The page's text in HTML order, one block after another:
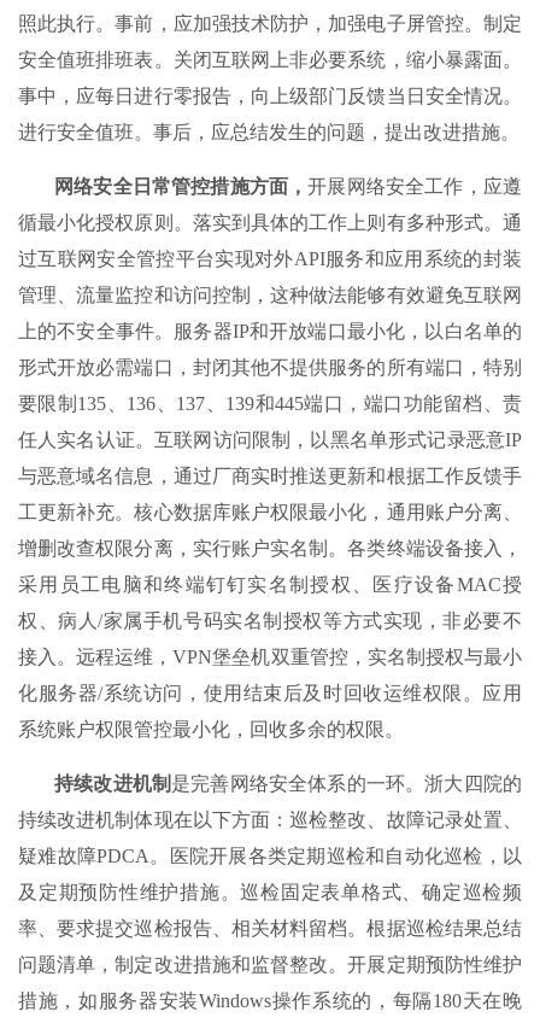
照此执行。事前，应加强技术防护，加强电子屏管控。制定
安全值班排班表。关闭互联网上非必要系统，缩小暴露面。
事中，应每日进行零报告，向上级部门反馈当日安全情况。
进行安全值班。事后，应总结发生的问题，提出改进措施。
网络安全日常管控措施方面，开展网络安全工作，应遵
循最小化授权原则。落实到具体的工作上则有多种形式。通
过互联网安全管控平台实现对外API服务和应用系统的封装
管理、流量监控和访问控制，这种做法能够有效避免互联网
上的不安全事件。服务器IP和开放端口最小化，以白名单的
形式开放必需端口，封闭其他不提供服务的所有端口，特别
要限制135、136、137、139和445端口，端口功能留档、责
任人实名认证。互联网访问限制，以黑名单形式记录恶意IP
与恶意域名信息，通过厂商实时推送更新和根据工作反馈手
工更新补充。核心数据库账户权限最小化，通用账户分离、
增删改查权限分离，实行账户实名制。各类终端设备接入，
采用员工电脑和终端钉钉实名制授权、医疗设备MAC授
权、病人/家属手机号码实名制授权等方式实现，非必要不
接入。远程运维，VPN堡垒机双重管控，实名制授权与最小
化服务器/系统访问，使用结束后及时回收运维权限。应用
系统账户权限管控最小化，回收多余的权限。
持续改进机制 是完善网络安全体系的一环。浙大四院的
持续改进机制体现在以下方面：巡检整改、故障记录处置、
疑难故障PDCA。医院开展各类定期巡检和自动化巡检，以
及定期预防性维护措施。巡检固定表单格式、确定巡检频
率、要求提交巡检报告、相关材料留档。根据巡检结果总结
问题清单，制定改进措施和监督整改。开展定期预防性维护
措施，如服务器安装Windows操作系统的，每隔180天在晚